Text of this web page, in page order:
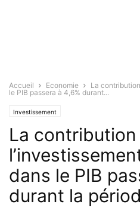
Accueil Economie
La
le PIB passera à 4,6% durant...
Investissement
La contribution
dans le PIB
durant la